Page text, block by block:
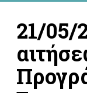
21/05/